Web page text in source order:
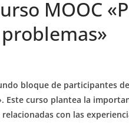
MOOC
bloque de participantes
Este curso plantea la
con las